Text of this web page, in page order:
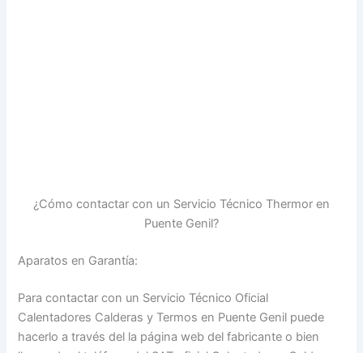
¿Cómo contactar con un Servicio Técnico Thermor en
Puente Genil?
Aparatos en Garantía:
Para contactar con un Servicio Técnico Oficial
Calentadores Calderas y Termos en Puente Genil puede
hacerlo a través del la página web del fabricante o bien